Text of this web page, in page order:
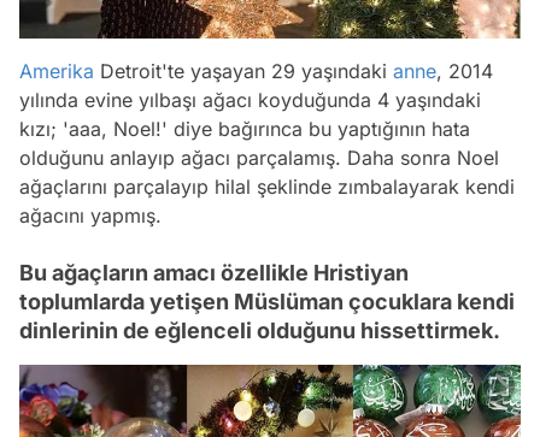
Amerika Detroit'te yaşayan 29 yaşındaki anne, 2014
yılında evine yılbaşı ağacı koyduğunda 4 yaşındaki
kızı; 'aaa, Noel!' diye bağırınca bu yaptığının hata
olduğunu anlayıp ağacı parçalamış. Daha sonra Noel
ağaçlarını parçalayıp hilal şeklinde zımbalayarak kendi
ağacını yapmış.
Bu ağaçların amacı özellikle Hristiyan
toplumlarda yetişen Müslüman çocuklara kendi
dinlerinin de eğlenceli olduğunu hissettirmek.